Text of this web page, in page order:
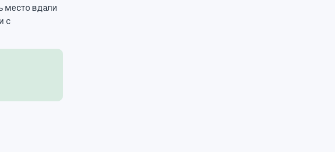
место вдали
с